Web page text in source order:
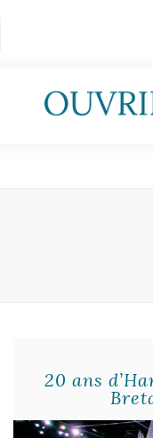
20 ans